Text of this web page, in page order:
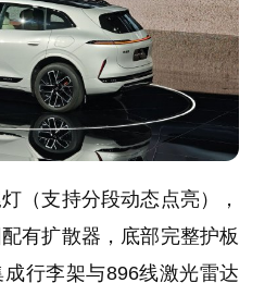
（支持分段动态点亮），
有扩散器，底部完整护板
行李架与896线激光雷达